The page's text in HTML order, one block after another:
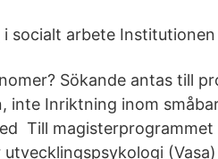
socialt arbete
Sökande antas till
inte Inriktning inom
Till
utvecklingspsykologi